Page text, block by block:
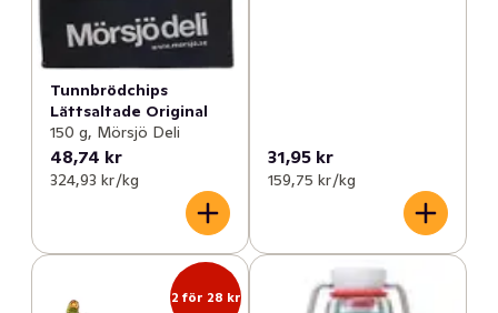
Tunnbrödchips
Lättsaltade Original
150 g, Mörsjö Deli
48,74 kr
324,93 kr /kg
31,95 kr
159,75 kr /kg
2 för 28 kr